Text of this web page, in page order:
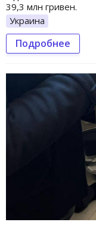
39,3 млн гривен.
Украина
Подробнее